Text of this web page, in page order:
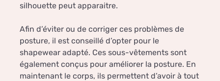
silhouette peut apparaitre.
Afin d’éviter ou de corriger ces problèmes de
posture, il est conseillé d’opter pour le
shapewear adapté. Ces sous-vêtements sont
également conçus pour améliorer la posture. En
maintenant le corps, ils permettent d’avoir à tout